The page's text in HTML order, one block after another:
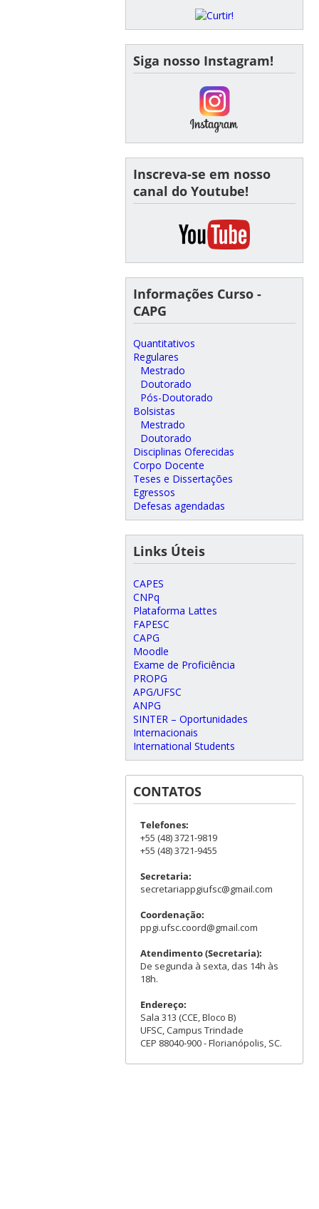
Siga nosso Instagram!
Inscreva-se em nosso
canal do Youtube!
Informações Curso -
CAPG
Quantitativos
Regulares
Mestrado
Doutorado
Pós-Doutorado
Bolsistas
Mestrado
Doutorado
Disciplinas Oferecidas
Corpo Docente
Teses e Dissertações
Egressos
Defesas agendadas
Links Úteis
CAPES
CNPq
Plataforma Lattes
FAPESC
CAPG
Moodle
Exame de Proficiência
PROPG
APG/UFSC
ANPG
SINTER – Oportunidades
Internacionais
International Students
CONTATOS
Telefones:
+55 (48) 3721-9819
+55 (48) 3721-9455
Secretaria:
secretariappgiufsc@gmail.com
Coordenação:
ppgi.ufsc.coord@gmail.com
Atendimento (Secretaria):
De segunda à sexta, das 14h às
18h.
Endereço:
Sala 313 (CCE, Bloco B)
UFSC, Campus Trindade
CEP 88040-900 - Florianópolis, SC.